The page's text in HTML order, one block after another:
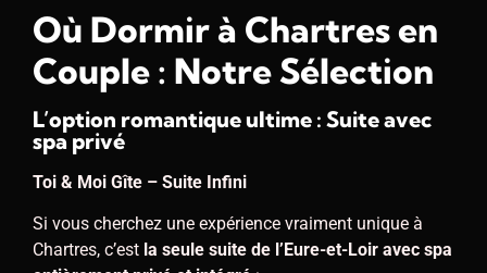
Où Dormir à Chartres en
Couple : Notre Sélection
L’option romantique ultime : Suite avec
spa privé
Toi & Moi Gîte – Suite Infini
Si vous cherchez une expérience vraiment unique à
Chartres, c’est la seule suite de l’Eure-et-Loir avec spa